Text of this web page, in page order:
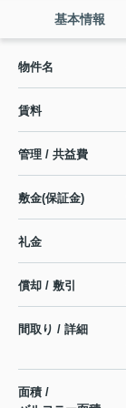
基本情報
物件名
賃料
管理 / 共益費
敷金(保証金)
礼金
償却 / 敷引
間取り / 詳細
面積 /